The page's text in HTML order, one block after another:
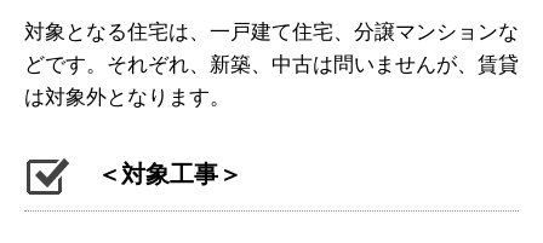
対象となる住宅は、一戸建て住宅、分譲マンションな
どです。それぞれ、新築、中古は問いませんが、賃貸
は対象外となります。
＜対象工事＞